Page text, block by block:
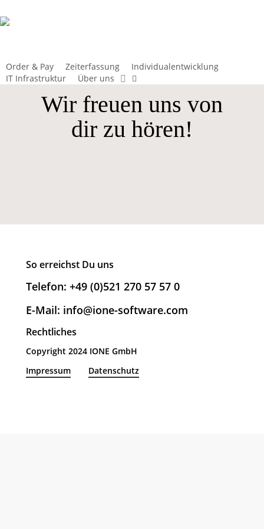
to
Order & Pay
Zeiterfassung
Individualentwicklung
IT Infrastruktur
Über uns instagram
Wir freuen uns von
dir zu hören!
So erreichst Du uns
Telefon: +49 (0)521 270 57 57 0
E-Mail: info@ione-software.com
Rechtliches
Copyright 2024 IONE GmbH
Impressum
Datenschutz